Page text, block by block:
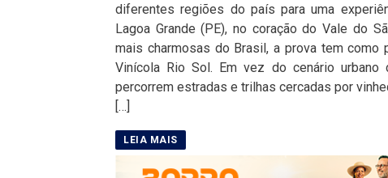
diferentes regiões do país para uma
Lagoa Grande (PE), no coração do Vale do
mais charmosas do Brasil, a prova tem
Vinícola Rio Sol. Em vez do cenário
percorrem estradas e trilhas cercadas por
[…]